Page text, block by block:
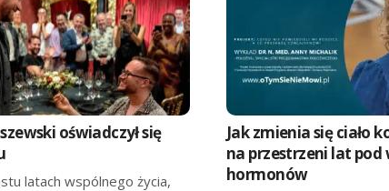
oświadczył się
latach wspólnego życia,
Jak zmienia się ciało
na przestrzeni lat pod
hormonów